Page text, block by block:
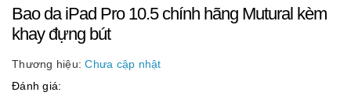
Bao da iPad Pro 10.5 chính hãng Mutural kèm
khay đựng bút
Thương hiệu: Chưa cập nhật
Đánh giá: